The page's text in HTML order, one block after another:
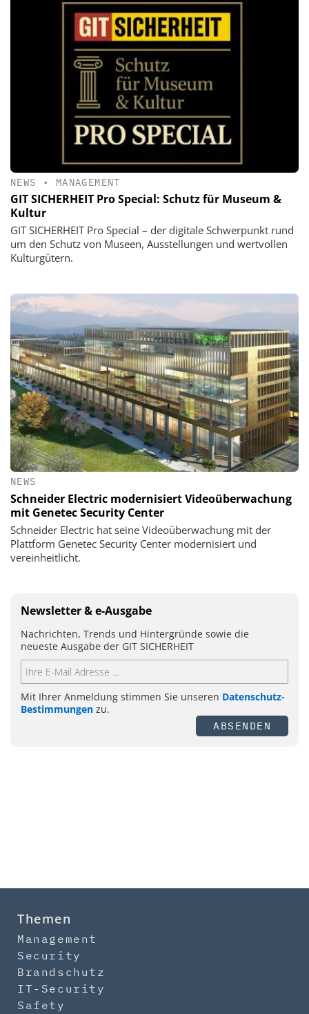
NEWS • MANAGEMENT
GIT SICHERHEIT Pro Special: Schutz für Museum &
Kultur
GIT SICHERHEIT Pro Special – der digitale Schwerpunkt rund
um den Schutz von Museen, Ausstellungen und wertvollen
Kulturgütern.
NEWS
Schneider Electric modernisiert Videoüberwachung
mit Genetec Security Center
Schneider Electric hat seine Videoüberwachung mit der
Plattform Genetec Security Center modernisiert und
vereinheitlicht.
Newsletter & e-Ausgabe
Nachrichten, Trends und Hintergründe sowie die
neueste Ausgabe der GIT SICHERHEIT
Mit Ihrer Anmeldung stimmen Sie unseren Datenschutz-
Bestimmungen zu.
ABSENDEN
Themen
Management
Security
Brandschutz
IT-Security
Safety